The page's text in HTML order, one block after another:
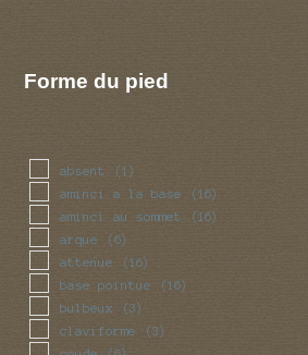
Forme du pied
absent (1)
aminci a la base (16)
aminci au sommet (16)
arque (6)
attenue (16)
base pointue (16)
bulbeux (3)
claviforme (3)